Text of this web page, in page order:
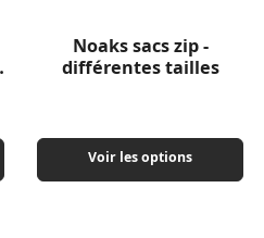
Noaks sacs zip -
différentes tailles
Voir les options